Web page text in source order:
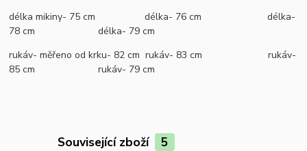
délka mikiny- 75 cm délka- 76 cm délka-
78 cm délka- 79 cm
rukáv- měřeno od krku- 82 cm rukáv- 83 cm rukáv-
85 cm rukáv- 79 cm
Související zboží 5